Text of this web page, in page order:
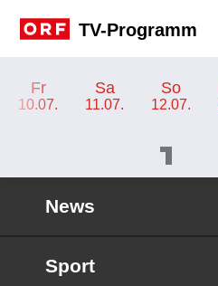
TV-Programm
Fr
10.07.
Sa
11.07.
So
12.07.
News
Sport